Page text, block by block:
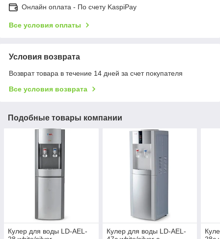
Онлайн оплата - По счету KaspiPay
Все условия оплаты
Условия возврата
Возврат товара в течение 14 дней за счет покупателя
Все условия возврата
Подобные товары компании
Кулер для воды LD-AEL-
Кулер для воды LD-AEL-